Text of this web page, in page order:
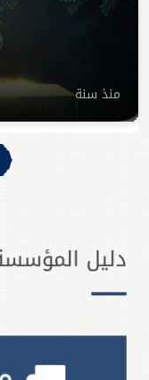
منذ سنة